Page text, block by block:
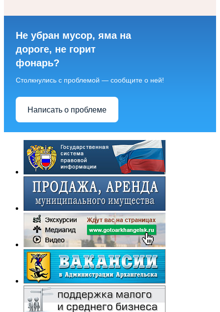
Не убран мусор, яма на
дороге, не горит
фонарь?
Столкнулись с проблемой — сообщите о ней!
Написать о проблеме